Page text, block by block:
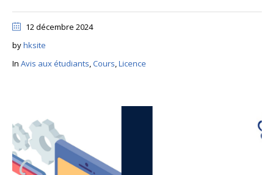
12 décembre 2024
byhksite
In Avis aux étudiants,Cours,Licence